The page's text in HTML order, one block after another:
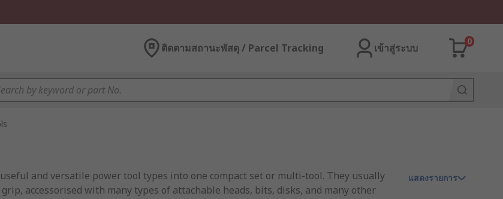
ติดตามสถานะพัสดุ / Parcel Tracking เข้าสู่ระบบ
0
and versatile power tool types into one compact set or multi-tool. They usually
accessorised with many types of attachable heads, bits, disks, and many other
แสดงรายการ